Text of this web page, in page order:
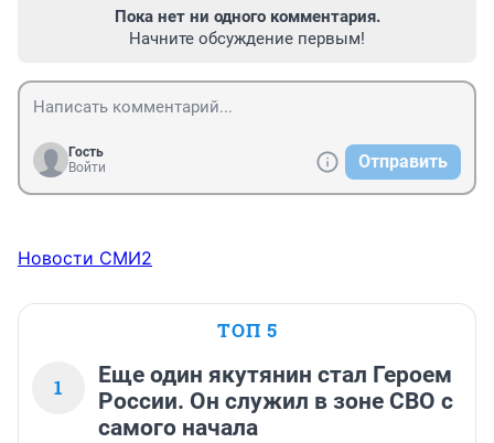
Пока нет ни одного комментария.
Начните обсуждение первым!
Гость
Войти
Отправить
Новости СМИ2
ТОП 5
1
Еще один якутянин стал Героем
России. Он служил в зоне СВО с
самого начала